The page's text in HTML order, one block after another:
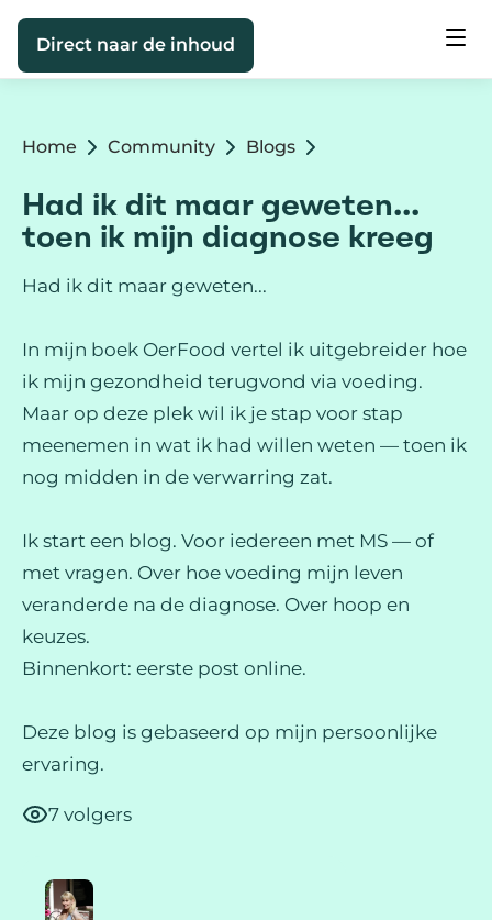
Direct naar de inhoud
Home Community Blogs
Had ik dit maar geweten...
toen ik mijn diagnose kreeg
Had ik dit maar geweten...
In mijn boek OerFood vertel ik uitgebreider hoe
ik mijn gezondheid terugvond via voeding.
Maar op deze plek wil ik je stap voor stap
meenemen in wat ik had willen weten — toen ik
nog midden in de verwarring zat.
Ik start een blog. Voor iedereen met MS — of
met vragen. Over hoe voeding mijn leven
veranderde na de diagnose. Over hoop en
keuzes.
Binnenkort: eerste post online.
Deze blog is gebaseerd op mijn persoonlijke
ervaring.
7 volgers